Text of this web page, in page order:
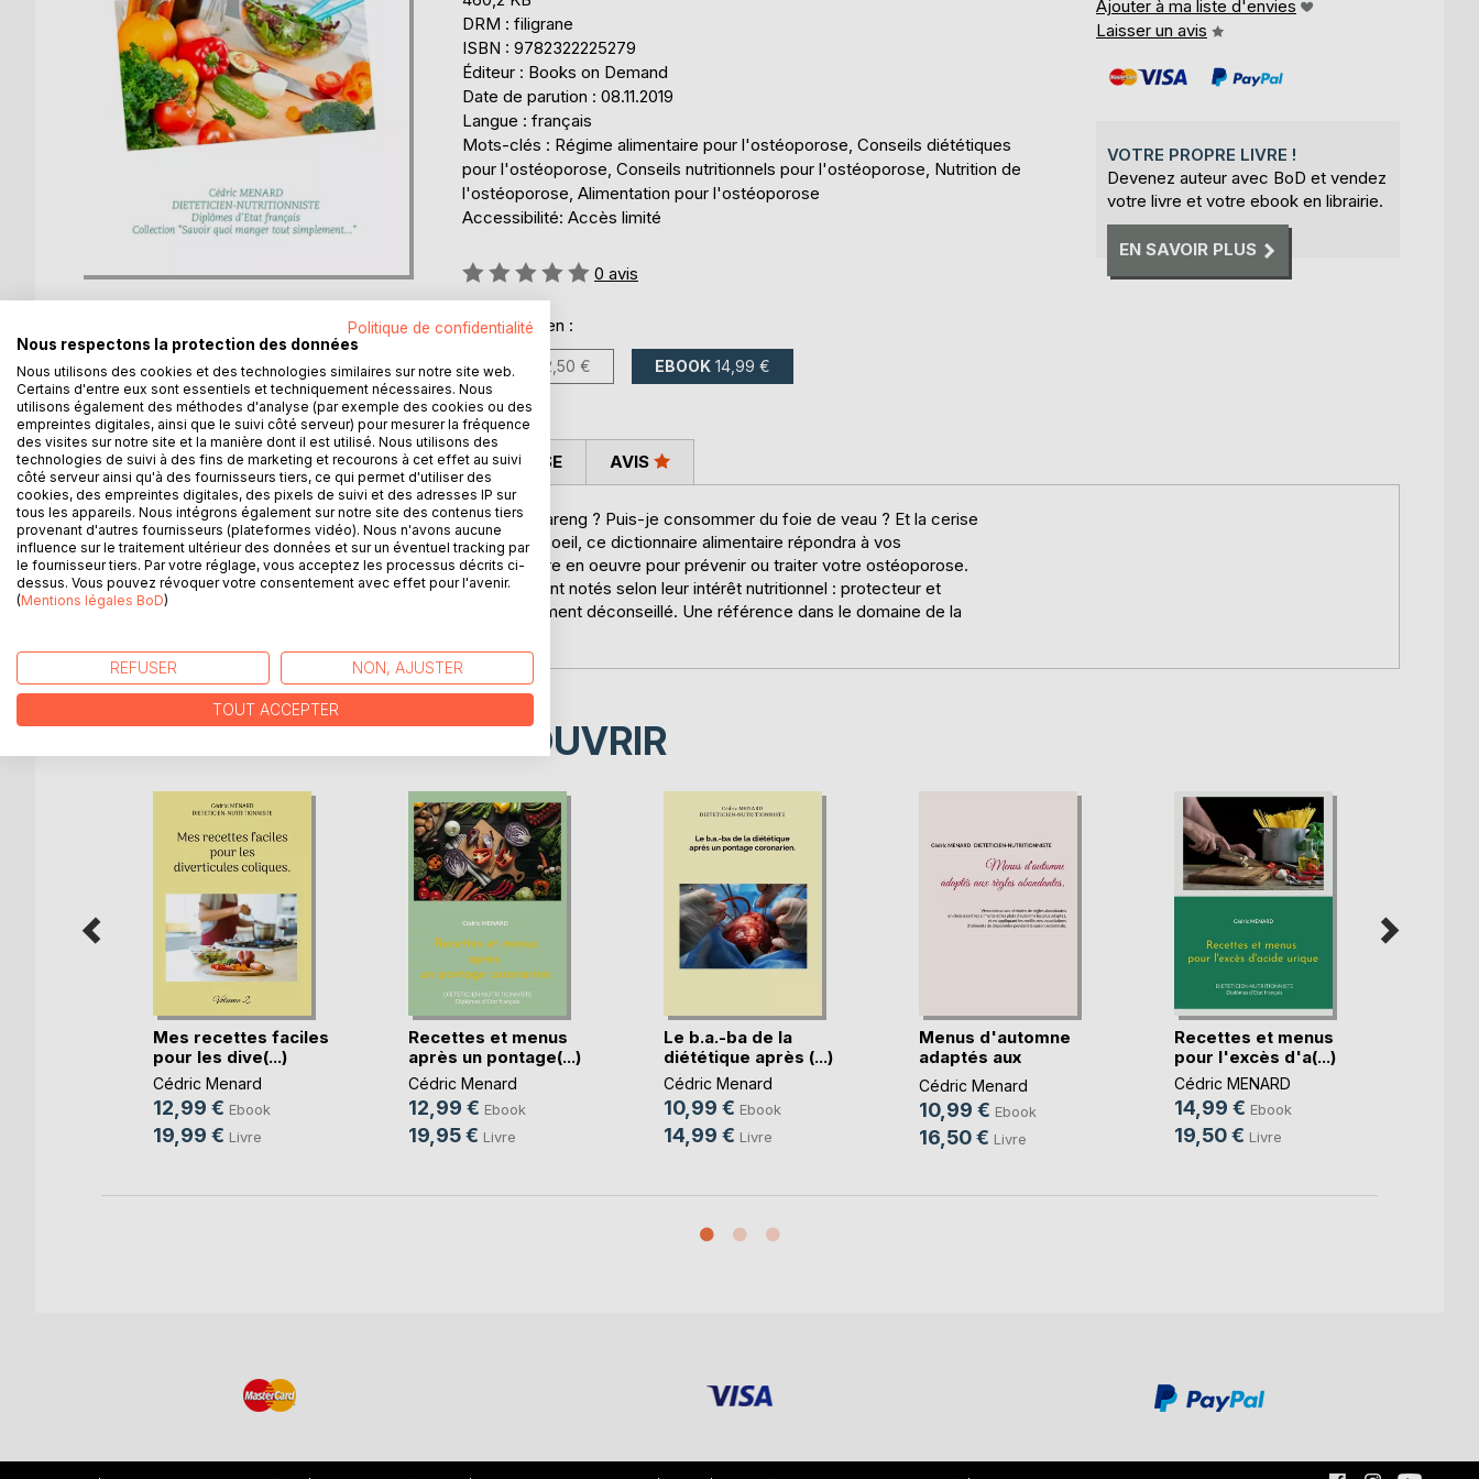
DRM : filigrane
ISBN : 9782322225279
Éditeur : Books on Demand
Date de parution : 08.11.2019
Langue : français
Mots-clés : Régime alimentaire pour l'ostéoporose, Conseils diététiques
pour l'ostéoporose, Conseils nutritionnels pour l'ostéoporose, Nutrition de
l'ostéoporose, Alimentation pour l'ostéoporose
Accessibilité: Accès limité
Évaluation:
0%
0 avis
Disponible en :
LIVRE 22,50 € EBOOK 14,99 €
Ajouter à ma liste d'envies
Laisser un avis
VOTRE PROPRE LIVRE !
Devenez auteur avec BoD et vendez
votre livre et votre ebook en librairie.
EN SAVOIR PLUS
DESCRIPTION
Avec mon ostéoporose, quel est l'intérêt nutritionnel du hareng ? Puis-je consommer du foie de veau ? Et la cerise
confite me sera-t-elle préjudiciable ? D'un simple coup d'oeil, ce dictionnaire alimentaire répondra à vos
interrogations concernant les mesures diététiques à mettre en oeuvre pour prévenir ou traiter votre ostéoporose.
Classés par ordre alphabétique, près de 3000 aliments sont notés selon leur intérêt nutritionnel : protecteur et
bénéfique, neutre, plus ou moins déconseillé ou très vivement déconseillé. Une référence dans le domaine de la
AUTEUR(S) CRITIQUES PRESSE AVIS
D’AUTRES TITRES À DÉCOUVRIR
Mes recettes faciles
pour les dive(...)
Cédric Menard
12,99 € Ebook
19,99 € Livre
Recettes et menus
après un pontage(...)
Cédric Menard
12,99 € Ebook
19,95 € Livre
Le b.a.-ba de la
diététique après (...)
Cédric Menard
10,99 € Ebook
14,99 € Livre
Menus d'automne
adaptés aux
règles(...)
Cédric Menard
10,99 € Ebook
16,50 € Livre
Recettes et menus
pour l'excès d'a(...)
Cédric MENARD
14,99 € Ebook
19,50 € Livre
Politique de confidentialité
Nous respectons la protection des données
Nous utilisons des cookies et des technologies similaires sur notre site web.
Certains d'entre eux sont essentiels et techniquement nécessaires. Nous
utilisons également des méthodes d'analyse (par exemple des cookies ou des
empreintes digitales, ainsi que le suivi côté serveur) pour mesurer la fréquence
des visites sur notre site et la manière dont il est utilisé. Nous utilisons des
technologies de suivi à des fins de marketing et recourons à cet effet au suivi
côté serveur ainsi qu'à des fournisseurs tiers, ce qui permet d'utiliser des
cookies, des empreintes digitales, des pixels de suivi et des adresses IP sur
tous les appareils. Nous intégrons également sur notre site des contenus tiers
provenant d'autres fournisseurs (plateformes vidéo). Nous n'avons aucune
influence sur le traitement ultérieur des données et sur un éventuel tracking par
le fournisseur tiers. Par votre réglage, vous acceptez les processus décrits ci-
dessus. Vous pouvez révoquer votre consentement avec effet pour l'avenir.
(Mentions légales BoD)
REFUSER NON, AJUSTER
TOUT ACCEPTER